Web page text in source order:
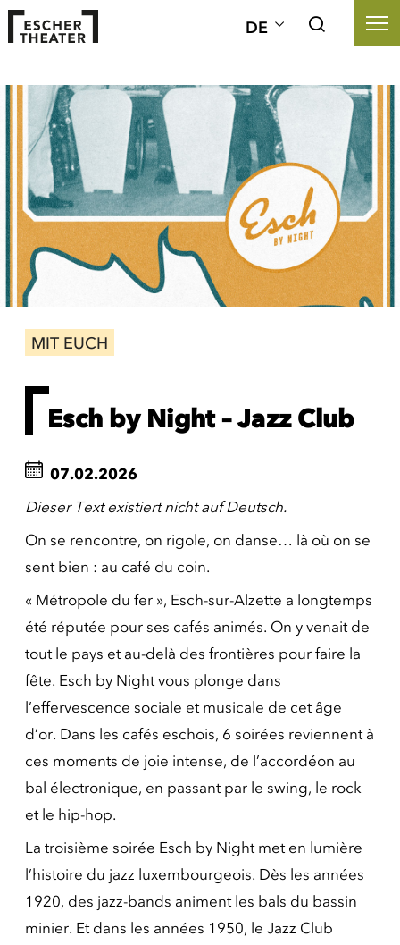
DE
MIT EUCH
Esch by Night – Jazz Club
07.02.2026
Dieser Text existiert nicht auf Deutsch.
On se rencontre, on rigole, on danse… là où on se
sent bien : au café du coin.
« Métropole du fer », Esch-sur-Alzette a longtemps
été réputée pour ses cafés animés. On y venait de
tout le pays et au-delà des frontières pour faire la
fête. Esch by Night vous plonge dans
l’effervescence sociale et musicale de cet âge
d’or. Dans les cafés eschois, 6 soirées reviennent à
ces moments de joie intense, de l’accordéon au
bal électronique, en passant par le swing, le rock
et le hip-hop.
La troisième soirée Esch by Night met en lumière
l’histoire du jazz luxembourgeois. Dès les années
1920, des jazz-bands animent les bals du bassin
minier. Et dans les années 1950, le Jazz Club